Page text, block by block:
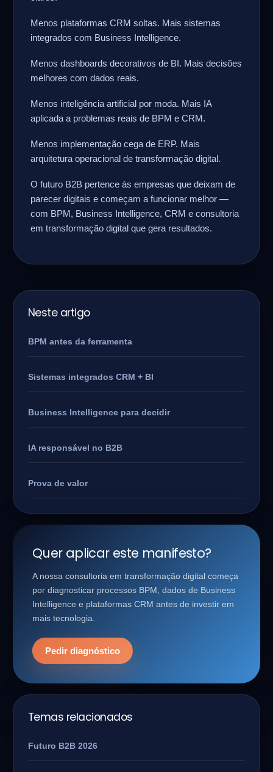
Menos plataformas CRM soltas. Mais sistemas
integrados com Business Intelligence.
Menos dashboards decorativos de BI. Mais decisões
melhores com dados reais.
Menos inteligência artificial por moda. Mais IA
aplicada a problemas reais de BPM e CRM.
Menos implementação cega de ERP. Mais
arquitetura operacional de transformação digital.
O futuro B2B pertence às empresas que deixam de
parecer digitais e começam a funcionar melhor —
com BPM, Business Intelligence, CRM e consultoria
em transformação digital que gera resultados.
Neste artigo
BPM antes da ferramenta
Sistemas integrados CRM + BI
Business Intelligence para decidir
IA responsável no B2B
Prova de valor
Quer aplicar este manifesto?
A nossa consultoria em transformação digital começa
por diagnosticar processos BPM, dados de Business
Intelligence e plataformas CRM antes de investir em
mais tecnologia.
Pedir diagnóstico
Temas relacionados
Futuro B2B 2026